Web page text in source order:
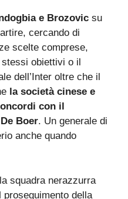
e Brozovic su
cercando di
scelte comprese,
obiettivi o il
dell’Inter oltre che il
la società cinese e
con il
Boer. Un generale di
anche quando
squadra nerazzurra
della